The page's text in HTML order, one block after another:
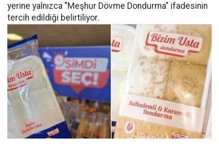
yerine yalnızca "Meşhur Dövme Dondurma" ifadesinin
tercih edildiği belirtiliyor.